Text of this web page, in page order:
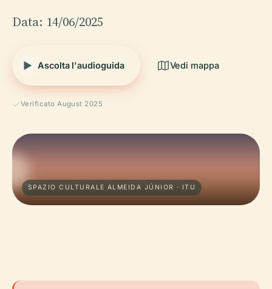
Data: 14/06/2025
Ascolta l'audioguida Vedi mappa
Verificato August 2025
SPAZIO CULTURALE ALMEIDA JÚNIOR · ITU